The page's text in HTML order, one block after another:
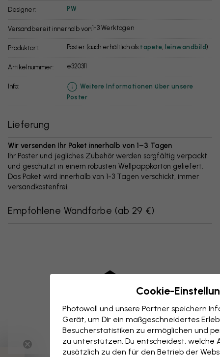
Designer: PW
Versandbereit innerhalb von:1-3 Werktagen
Produktart: Poster (auch erhältlich als tapete, leinwandbild)
Artikelnummer: e320311
info:
Weitere Informationen über unsere
Poster
Lieferung
Wir versenden Ihr Paket innerhalb von 1–3 Tagen
Ihr Poster und jegliches Zubehör werden sorgfältig verpackt
und geschützt in einem robusten Wellpappkarton geliefert.
Das Paket wird innerhalb von 1-3 Tagen verschickt, immer
versandkostenfrei.
Empfohlene Wandfarbe (ab 29 €)
Cookie-
Photowall und unsere Partner speichern
Gerät, um Dir ein maßgeschneidertes
Besucherstatistiken zu ermöglichen und
zu unterstützen. Du entscheidest, welche
zusätzlich zu den für den Betrieb der